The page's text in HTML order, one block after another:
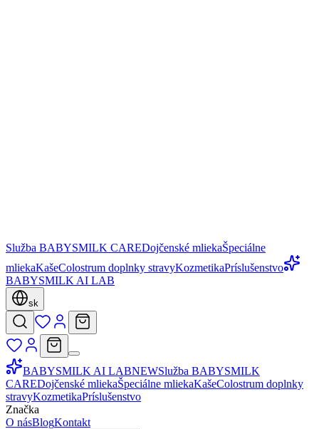
Služba BABYSMILK CAREDojčenské mliekaŠpeciálne
mliekaKašeColostrum doplnky stravyKozmetikaPríslušenstvo
BABYSMILK AI LAB
sk
BABYSMILK AI LABNEWSlužba BABYSMILK
CAREDojčenské mliekaŠpeciálne mliekaKašeColostrum doplnky
stravyKozmetikaPríslušenstvo
Značka
O násBlogKontakt